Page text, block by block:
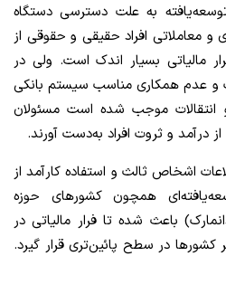
به علت دسترسی دستگاه
و معاملاتی افراد حقیقی و حقوقی از
مالیاتی بسیار اندک است. ولی در
عدم همکاری مناسب سیستم بانکی
موجب شده است مسئولان
درآمد و ثروت افراد به‌دست آورند.
اشخاص ثالث و استفاده کارآمد از
همچون کشورهای حوزه
باعث شده تا فرار مالیاتی در
کشورها در سطح پائین‌تری قرار گیرد.